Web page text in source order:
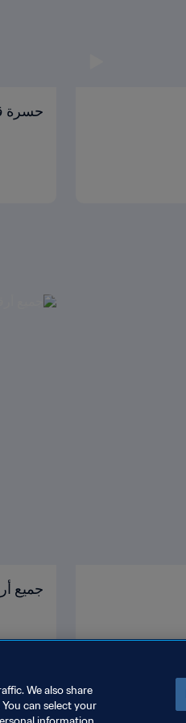
حسرة
جميع
We also share
can select your